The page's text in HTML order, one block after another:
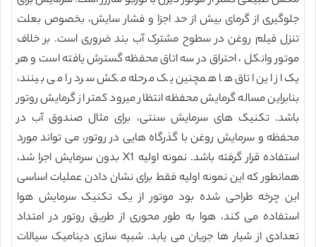
جلوگیری از گرمای بیش از حد اجزا و فشار سایش، بخصوص بعلت
تنزل فیلم روغن در سطوح مشترک آب بند ضروری است. بر خلاف
موتور وانکل ، احتراق در سه اتاق محفظه گسترش یافته است و هر
یک از این اتاق ها همچنین یک مرحله مکش سرد را می بینند،
بنابراین مساله گرمایش محفظه انتظار میرود کمتر از گرمایش روتور
باشد. تکنیک های سرمایش سنتی، برای مثال صندوق آب در
محفظه و سرمایش روغن با گذرگاه هایی در روتور، می تواند مورد
استفاده قرار گرفته باشد. نمونه اولیه X1 بدون سرمایش اجرا شد،
همانطور که این نمونه اولیه فقط برای نشان دادن عملیات اساسی
این چرخه طراحی شده بود موتور از یک تکنیک سرمایش هوا
استفاده می کند، هوا به طور محوری از طریق روتور در امتداد
تعدادی از شیار ها جریان می یابد. شبیه سازی دینامیک سیالات